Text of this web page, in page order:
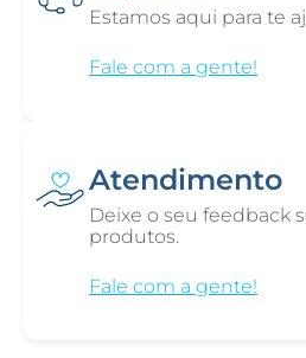
Estamos aqui para te
Fale com a gente!
Atendimento
Deixe o seu feedback
produtos.
Fale com a gente!